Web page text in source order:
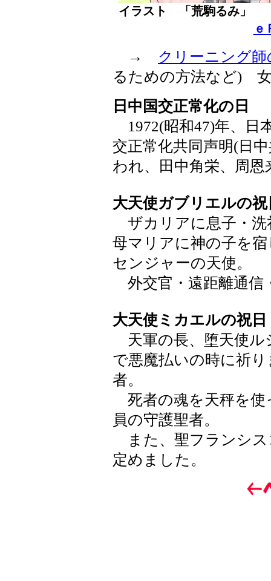
イラスト 「荒駒るみ
→ クリーニング師
るための方法など)
日中国交正常化の日
1972(昭和47)年、日
交正常化共同声明(日
われ、田中角栄、周
大天使ガブリエルの祝
ザカリアに息子・洗
母マリアに神の子を
センジャーの天使。
外交官・遠距離通信
大天使ミカエルの祝日
天軍の長、堕天使ル
で悪魔払いの時に祈
者。
死者の魂を天秤を使
員の守護聖者。
また、聖フランシス
定めました。